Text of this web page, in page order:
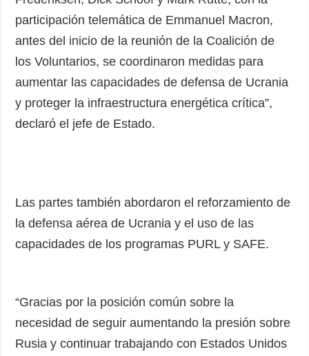
participación telemática de Emmanuel Macron,
antes del inicio de la reunión de la Coalición de
los Voluntarios, se coordinaron medidas para
aumentar las capacidades de defensa de Ucrania
y proteger la infraestructura energética crítica”,
declaró el jefe de Estado.
Las partes también abordaron el reforzamiento de
la defensa aérea de Ucrania y el uso de las
capacidades de los programas PURL y SAFE.
“Gracias por la posición común sobre la
necesidad de seguir aumentando la presión sobre
Rusia y continuar trabajando con Estados Unidos